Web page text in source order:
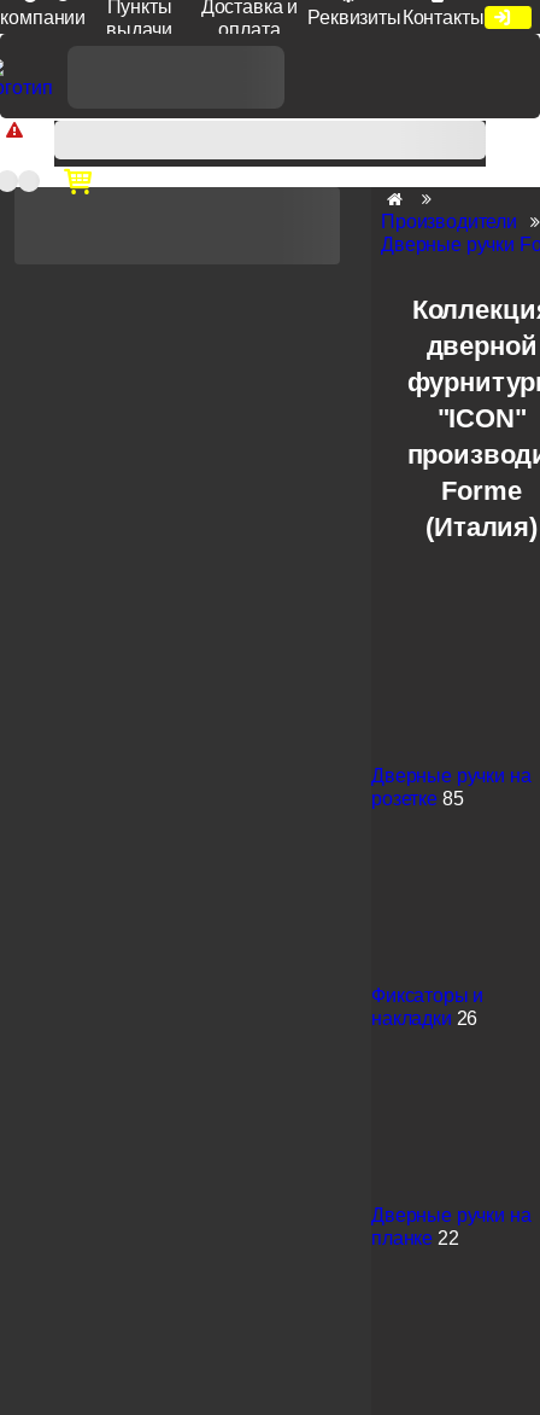
компании
Пункты
выдачи
Доставка и
оплата
Реквизиты Контакты
Доп. скидка от цен на сайте 7% при заказе от 50 тыс. руб
продукции Venezia, Fratelli, Tupai, Extreza, Melodia, Forme при
оплате по счету.
Производители
Дверные ручки
дверной
"ICON"
Forme
(Италия)
Дверные ручки на
розетке 85
Фиксаторы и
накладки 26
Дверные ручки на
планке 22